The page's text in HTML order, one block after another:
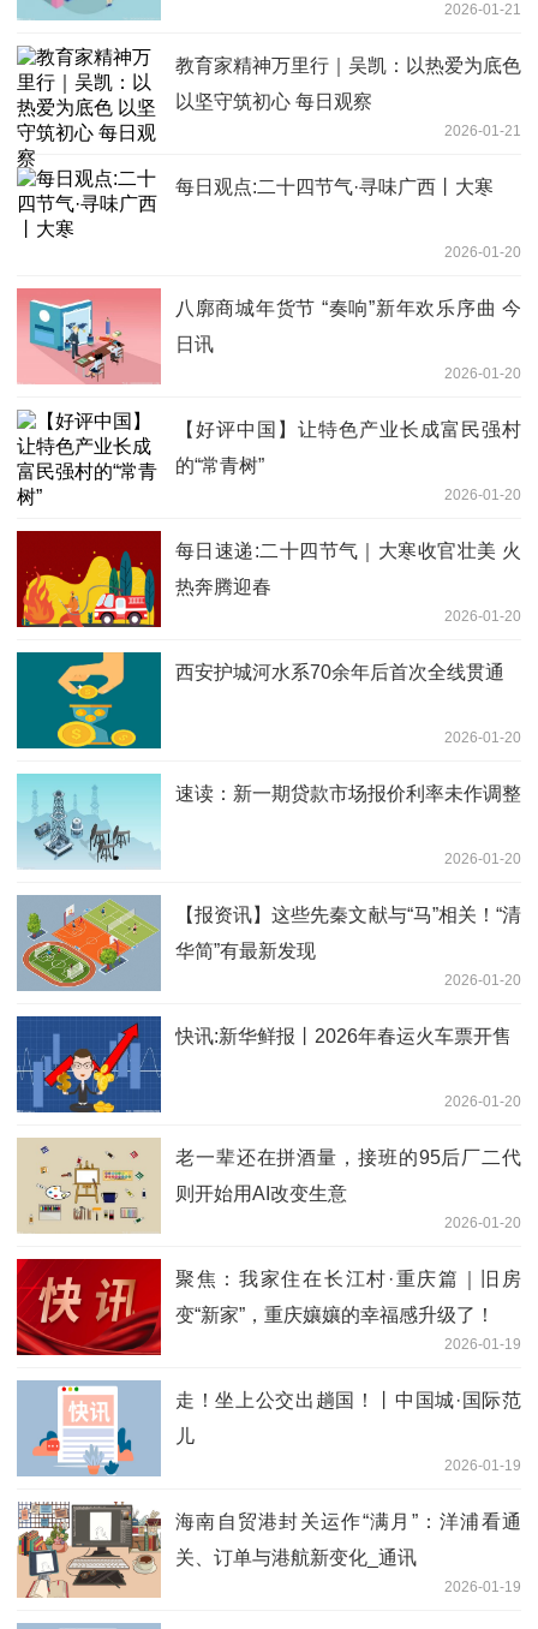
2026-01-21
教育家精神万里行｜吴凯：以热爱为底色
以坚守筑初心 每日观察
2026-01-21
每日观点:二十四节气·寻味广西丨大寒
2026-01-20
八廓商城年货节 “奏响”新年欢乐序曲 今
日讯
2026-01-20
【好评中国】让特色产业长成富民强村
的“常青树”
2026-01-20
每日速递:二十四节气｜大寒收官壮美 火
热奔腾迎春
2026-01-20
西安护城河水系70余年后首次全线贯通
2026-01-20
速读：新一期贷款市场报价利率未作调整
2026-01-20
【报资讯】这些先秦文献与“马”相关！“清
华简”有最新发现
2026-01-20
快讯:新华鲜报丨2026年春运火车票开售
2026-01-20
老一辈还在拼酒量，接班的95后厂二代
则开始用AI改变生意
2026-01-20
聚焦：我家住在长江村·重庆篇｜旧房
变“新家”，重庆孃孃的幸福感升级了！
2026-01-19
走！坐上公交出趟国！丨中国城·国际范
儿
2026-01-19
海南自贸港封关运作“满月”：洋浦看通
关、订单与港航新变化_通讯
2026-01-19